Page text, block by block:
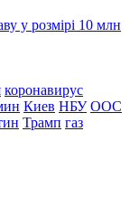
у розмірі 10 млн
коронавирус
Киев НБУ ООС
Трамп газ